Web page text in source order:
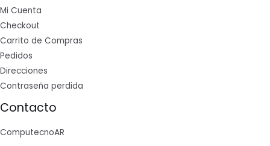
Mi Cuenta
Checkout
Carrito de Compras
Pedidos
Direcciones
Contraseña perdida
Contacto
ComputecnoAR